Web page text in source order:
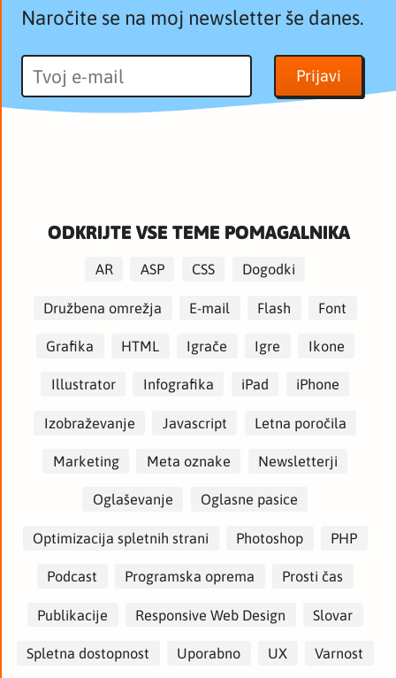
Naročite se na moj newsletter še danes.
ODKRIJTE VSE TEME POMAGALNIKA
AR ASP CSS Dogodki
Družbena omrežja E-mail Flash Font
Grafika HTML Igrače Igre Ikone
Illustrator Infografika iPad iPhone
Izobraževanje Javascript Letna poročila
Marketing Meta oznake Newsletterji
Oglaševanje Oglasne pasice
Optimizacija spletnih strani Photoshop PHP
Podcast Programska oprema Prosti čas
Publikacije Responsive Web Design Slovar
Spletna dostopnost Uporabno UX Varnost